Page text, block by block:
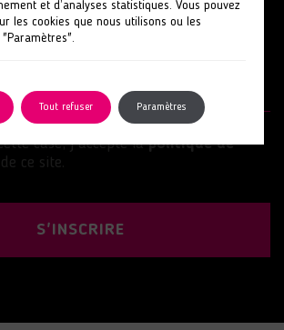
actions
case, j’accepte lapolitique de
de ce site.
S'INSCRIRE
et d’analyses statistiques. Vous pouvez
les cookies que nous utilisons ou les
Tout refuser Paramètres